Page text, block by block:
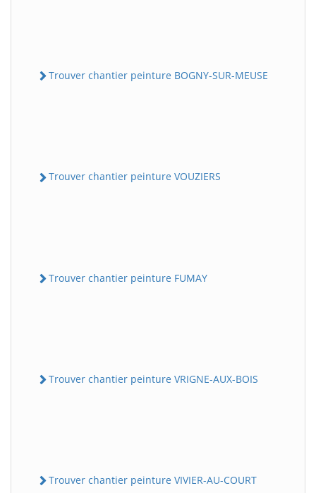
Trouver chantier peinture BOGNY-SUR-MEUSE
Trouver chantier peinture VOUZIERS
Trouver chantier peinture FUMAY
Trouver chantier peinture VRIGNE-AUX-BOIS
Trouver chantier peinture VIVIER-AU-COURT